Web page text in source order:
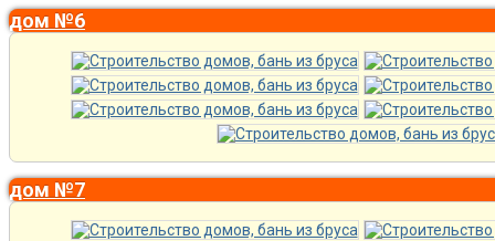
дом №6
дом №7